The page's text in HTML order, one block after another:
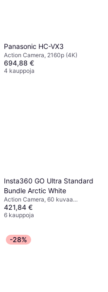
Panasonic HC-VX3
Action Camera, 2160p (4K)
694,88 €
4 kauppoja
Insta360 GO Ultra Standard
Bundle Arctic White
Action Camera, 60 kuvaa
sekunnissa, 2160p (4K)
421,84 €
6 kauppoja
-28%